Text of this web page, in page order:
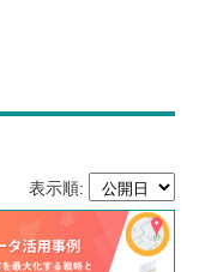
表示順: